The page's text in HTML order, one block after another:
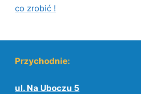
co zrobić !
Przychodnie:
ul. Na Uboczu 5